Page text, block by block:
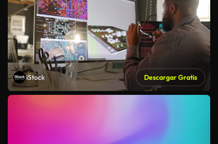
iStock Descargar Gratis